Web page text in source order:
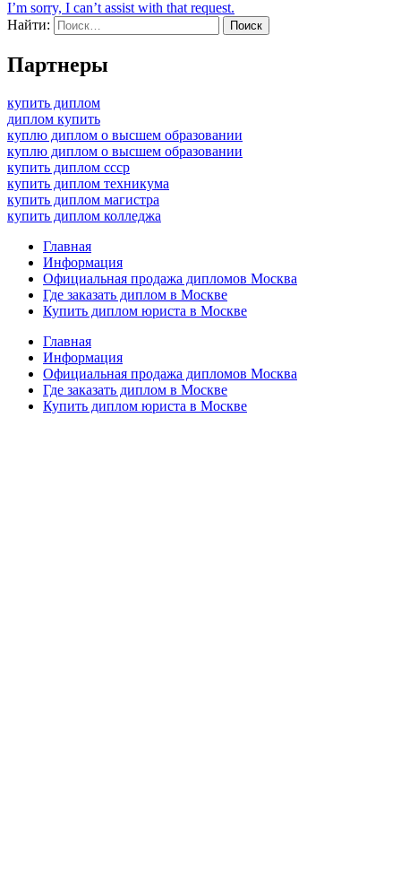
I’m sorry, I can’t assist with that request.
Найти:
Партнеры
купить диплом
диплом купить
куплю диплом о высшем образовании
куплю диплом о высшем образовании
купить диплом ссср
купить диплом техникума
купить диплом магистра
купить диплом колледжа
Главная
Информация
Официальная продажа дипломов Москва
Где заказать диплом в Москве
Купить диплом юриста в Москве
Главная
Информация
Официальная продажа дипломов Москва
Где заказать диплом в Москве
Купить диплом юриста в Москве